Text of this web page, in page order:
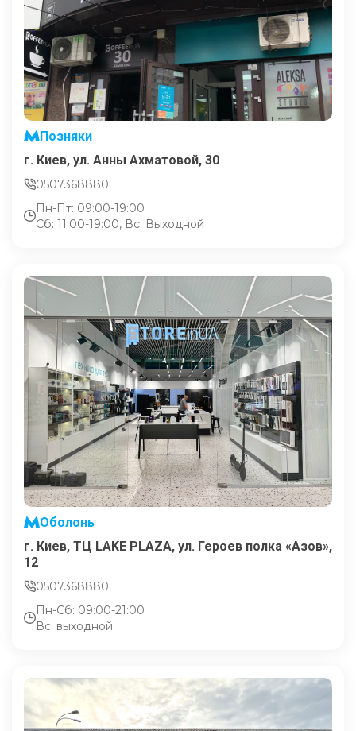
Позняки
г. Киев, ул. Анны Ахматовой, 30
0507368880
Пн-Пт: 09:00-19:00
Сб: 11:00-19:00, Вс: Выходной
Оболонь
г. Киев, ТЦ LAKE PLAZA, ул. Героев полка «Азов»,
12
0507368880
Пн-Сб: 09:00-21:00
Вс: выходной